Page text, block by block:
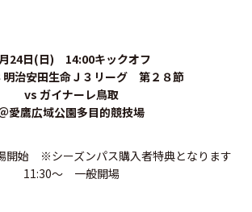
24日(日) 14:00キックオフ
明治安田生命Ｊ３リーグ 第２８節
vs ガイナーレ鳥取
愛鷹広域公園多目的競技場
始 ※シーズンパス購入者特典となります
11:30～ 一般開場